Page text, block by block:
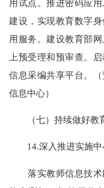
用试点。推进密码应
建设，实现教育数字
用服务。建设教育部
上预受理和预审查。
信息采编共享平台。
信息中心）
（七）持续做好教育
14.深入推进实施中
落实教师信息技术